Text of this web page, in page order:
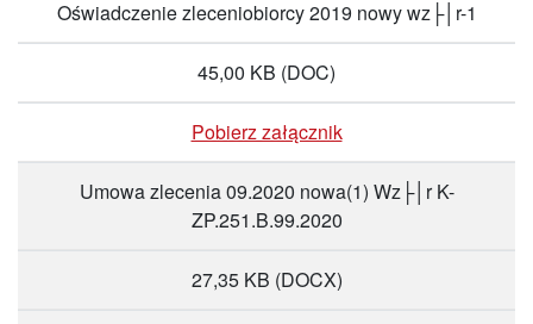
Oświadczenie zleceniobiorcy 2019 nowy wz├│r-1
45,00 KB (DOC)
Pobierz załącznik
Umowa zlecenia 09.2020 nowa(1) Wz├│r K-
ZP.251.B.99.2020
27,35 KB (DOCX)